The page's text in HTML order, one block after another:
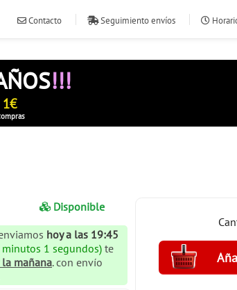
Contacto Seguimiento envíos
ventas@ilevante.com
!!!
1€
Disponible
hoy a las 19:45
0 segundos) te
mañana. con envío